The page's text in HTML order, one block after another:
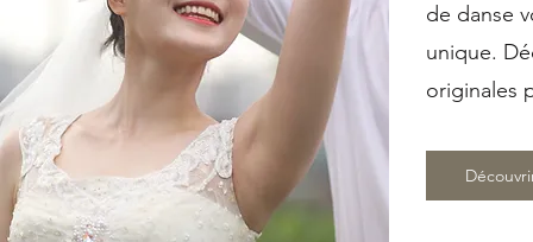
de danse
unique.
originales